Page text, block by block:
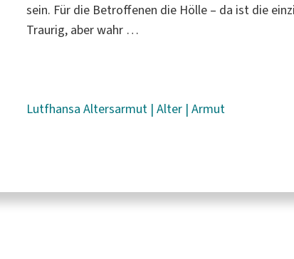
sein. Für die Betroffenen die Hölle – da ist die
Traurig, aber wahr …
LutfhansaAltersarmut |Alter |Armut